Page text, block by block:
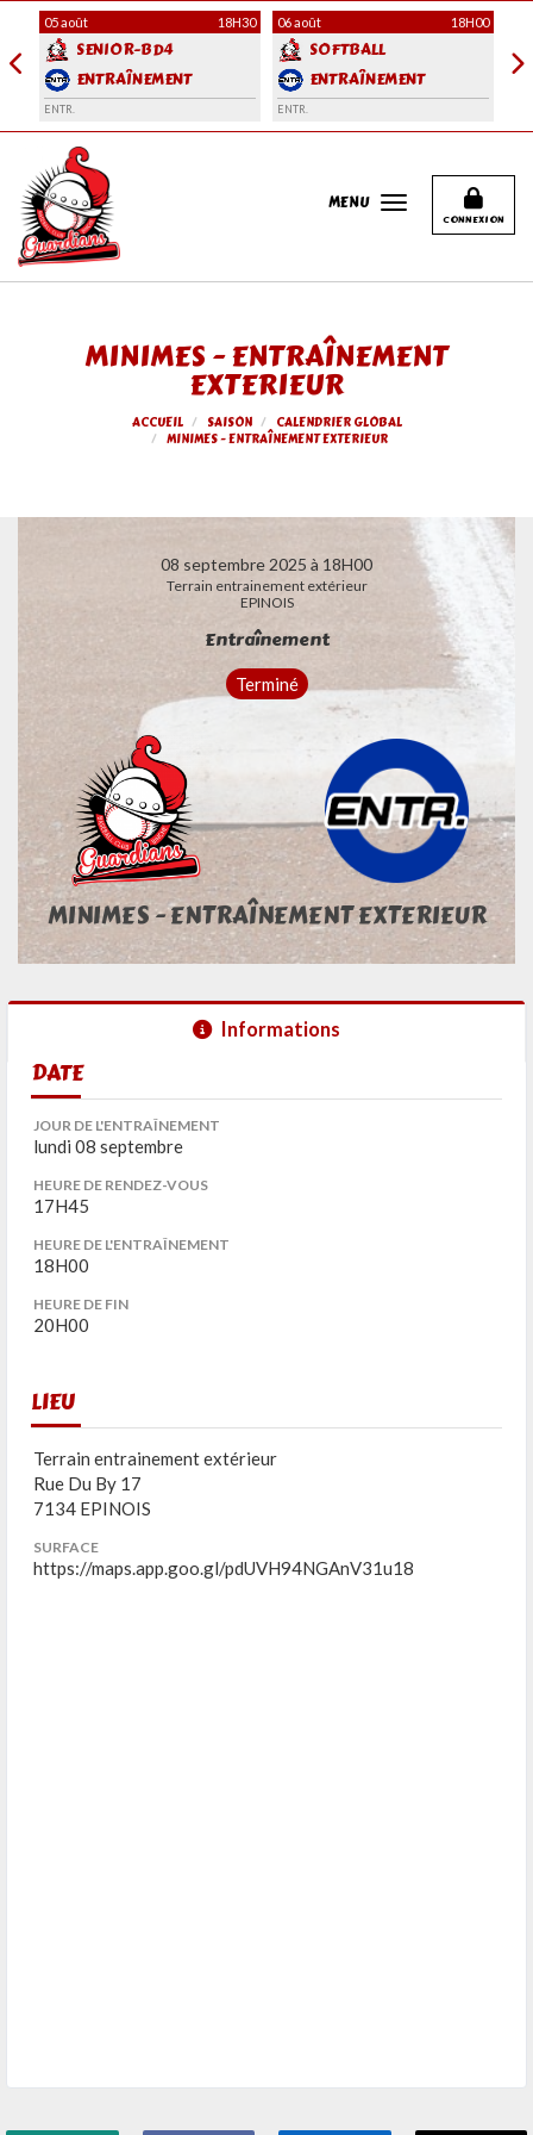
05 août 18H30
SENIOR-BD4
ENTRAÎNEMENT
ENTR.
06 août 18H00
SOFTBALL
ENTRAÎNEMENT
ENTR.
CONNEXION
MENU
MINIMES - ENTRAÎNEMENT
EXTERIEUR
ACCUEIL SAISON
CALENDRIER GLOBAL
MINIMES - ENTRAÎNEMENT EXTERIEUR
08 septembre 2025 à 18H00
Terrain entrainement extérieur
EPINOIS
Entraînement
Terminé
MINIMES - ENTRAÎNEMENT EXTERIEUR
Informations
DATE
JOUR DE L'ENTRAÎNEMENT
lundi 08 septembre
HEURE DE RENDEZ-VOUS
17H45
HEURE DE L'ENTRAÎNEMENT
18H00
HEURE DE FIN
20H00
LIEU
Terrain entrainement extérieur
Rue Du By 17
7134 EPINOIS
SURFACE
https://maps.app.goo.gl/pdUVH94NGAnV31u18
Panneau de gestion des cookies